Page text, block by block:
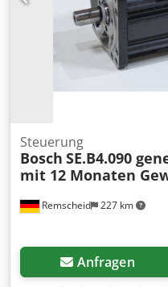
Remscheid 227 km
Steuerung
Bosch SE.B4.090
mit 12 Monaten
Anfragen